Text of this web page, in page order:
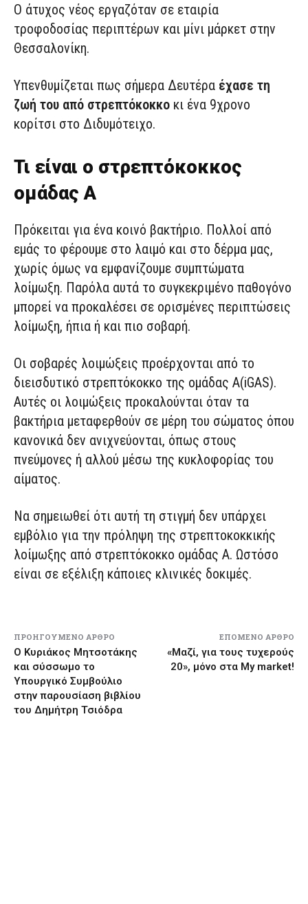
Ο άτυχος νέος εργαζόταν σε εταιρία
τροφοδοσίας περιπτέρων και μίνι μάρκετ στην
Θεσσαλονίκη.
Υπενθυμίζεται πως σήμερα Δευτέρα έχασε τη
ζωή του από στρεπτόκοκκο κι ένα 9χρονο
κορίτσι στο Διδυμότειχο.
Τι είναι ο στρεπτόκοκκος
ομάδας Α
Πρόκειται για ένα κοινό βακτήριο. Πολλοί από
εμάς το φέρουμε στο λαιμό και στο δέρμα μας,
χωρίς όμως να εμφανίζουμε συμπτώματα
λοίμωξη. Παρόλα αυτά το συγκεκριμένο παθογόνο
μπορεί να προκαλέσει σε ορισμένες περιπτώσεις
λοίμωξη, ήπια ή και πιο σοβαρή.
Οι σοβαρές λοιμώξεις προέρχονται από το
διεισδυτικό στρεπτόκοκκο της ομάδας Α(iGAS).
Αυτές οι λοιμώξεις προκαλούνται όταν τα
βακτήρια μεταφερθούν σε μέρη του σώματος όπου
κανονικά δεν ανιχνεύονται, όπως στους
πνεύμονες ή αλλού μέσω της κυκλοφορίας του
αίματος.
Να σημειωθεί ότι αυτή τη στιγμή δεν υπάρχει
εμβόλιο για την πρόληψη της στρεπτοκοκκικής
λοίμωξης από στρεπτόκοκκο ομάδας Α. Ωστόσο
είναι σε εξέλιξη κάποιες κλινικές δοκιμές.
ΠΡΟΗΓΟΎΜΕΝΟ ΆΡΘΡΟ
Ο Κυριάκος Μητσοτάκης
και σύσσωμο το
Υπουργικό Συμβούλιο
στην παρουσίαση βιβλίου
του Δημήτρη Τσιόδρα
ΕΠΌΜΕΝΟ ΆΡΘΡΟ
«Μαζί, για τους τυχερούς
20», μόνο στα My market!